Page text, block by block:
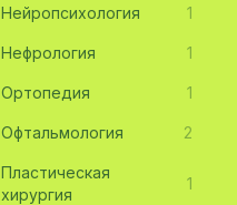
Нейропсихология 1
Нефрология 1
Ортопедия 1
Офтальмология 2
Пластическая
хирургия
1